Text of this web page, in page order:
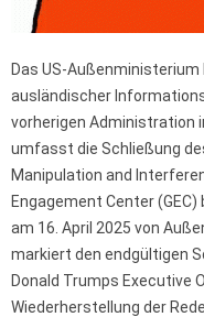
Das US-
ausländischer
vorherigen Administration
umfasst die Schließung
Manipulation and
Engagement Center
am 16. April 2025 von
markiert den endgültigen
Donald Trumps Executive
Wiederherstellung der